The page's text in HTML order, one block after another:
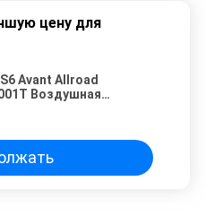
цену для
Avant Allroad
Воздушная